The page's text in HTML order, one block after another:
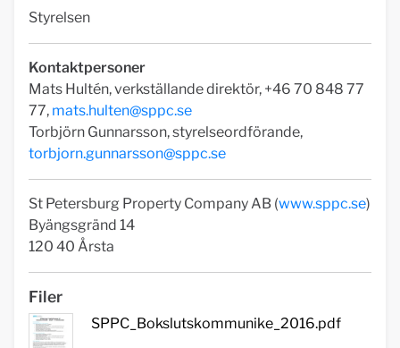
Styrelsen
Kontaktpersoner
Mats Hultén, verkställande direktör, +46 70 848 77
77, mats.hulten@sppc.se
Torbjörn Gunnarsson, styrelseordförande,
torbjorn.gunnarsson@sppc.se
St Petersburg Property Company AB (www.sppc.se)
Byängsgränd 14
120 40 Årsta
Filer
SPPC_Bokslutskommunike_2016.pdf